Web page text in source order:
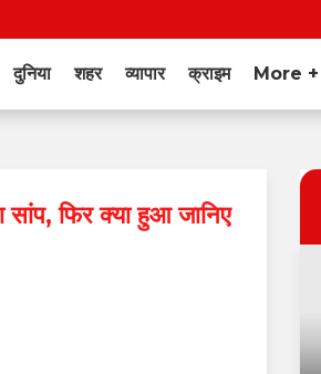
दुनिया शहर व्यापार क्राइम More +
फिर क्या हुआ जानिए